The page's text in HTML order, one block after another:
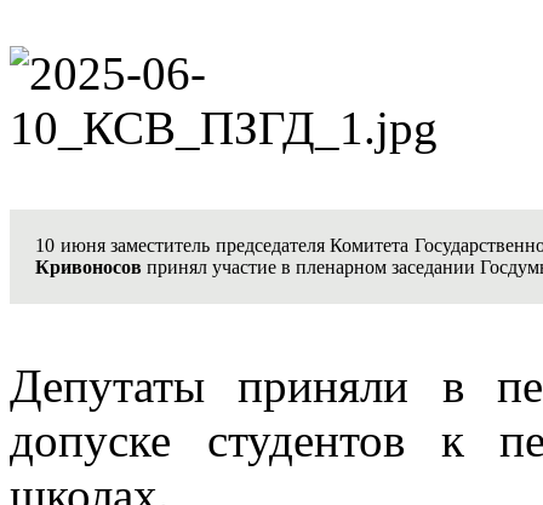
10 июня заместитель председателя Комитета
Кривоносов принял участие в пленарном заседании
Депутаты приняли в
допуске студентов к
школах.